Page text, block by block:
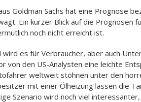
Goldman Sachs hat eine Prognose
Ein kurzer Blick auf die Prognosen
noch nicht erreicht ist.
es für Verbraucher, aber auch
von den US-Analysten eine leichte
weltweit stöhnen unter den
mit einer Ölheizung lassen die
Szenario wird noch viel